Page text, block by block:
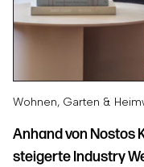
Wohnen, Garten &
Anhand von Nostos
steigerte Industry